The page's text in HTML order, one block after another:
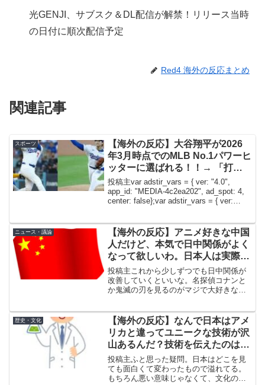
光GENJI、サブスク＆DL配信が解禁！リリース当時
の日付に順次配信予定
Red4 海外の反応まとめ
関連記事
スポーツ
【海外の反応】大谷翔平が2026
年3月時点でのMLB No.1パワーヒ
ッターに選ばれる！！→ 「打者
としてはジャッジが上だろ」「カ
ル・ローリーは今年はどうなるか
な」
投稿主var adstir_vars = { ver: "4.0",
app_id: "MEDIA-4c2ea202", ad_spot: 4,
center: false};var adstir_vars = { ver:
ニュース・議論
【海外の反応】アニメ好きな中国
人だけど、本気で日中関係がよく
なって欲しいわ。日本人は実際の
ところどう思ってるんだ？
投稿主これから少しずつでも日中関係が
改善していくといいな。名探偵コナンと
か鬼滅の刃を見るのがマジで大好きなん
日本映画の輸入がストップしちゃって
さ。政治的な対立とか過去の...
歴史・文化
【海外の反応】なんで日本はアメ
リカと違ってユニークな技術が沢
山あるんだ？技術を伝えたのはア
メリカなのに
投稿主ふと思った疑問。日本はどこを見
ても面白くて変わったもので溢れてる。
もちろん悪い意味じゃなくて、文化の違